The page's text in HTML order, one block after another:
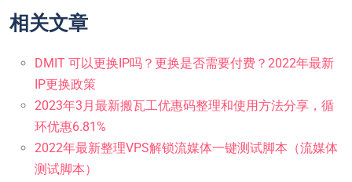
相关文章
DMIT 可以更换IP吗？更换是否需要付费？2022年最新
IP更换政策
2023年3月最新搬瓦工优惠码整理和使用方法分享，循
环优惠6.81%
2022年最新整理VPS解锁流媒体一键测试脚本（流媒体
测试脚本）